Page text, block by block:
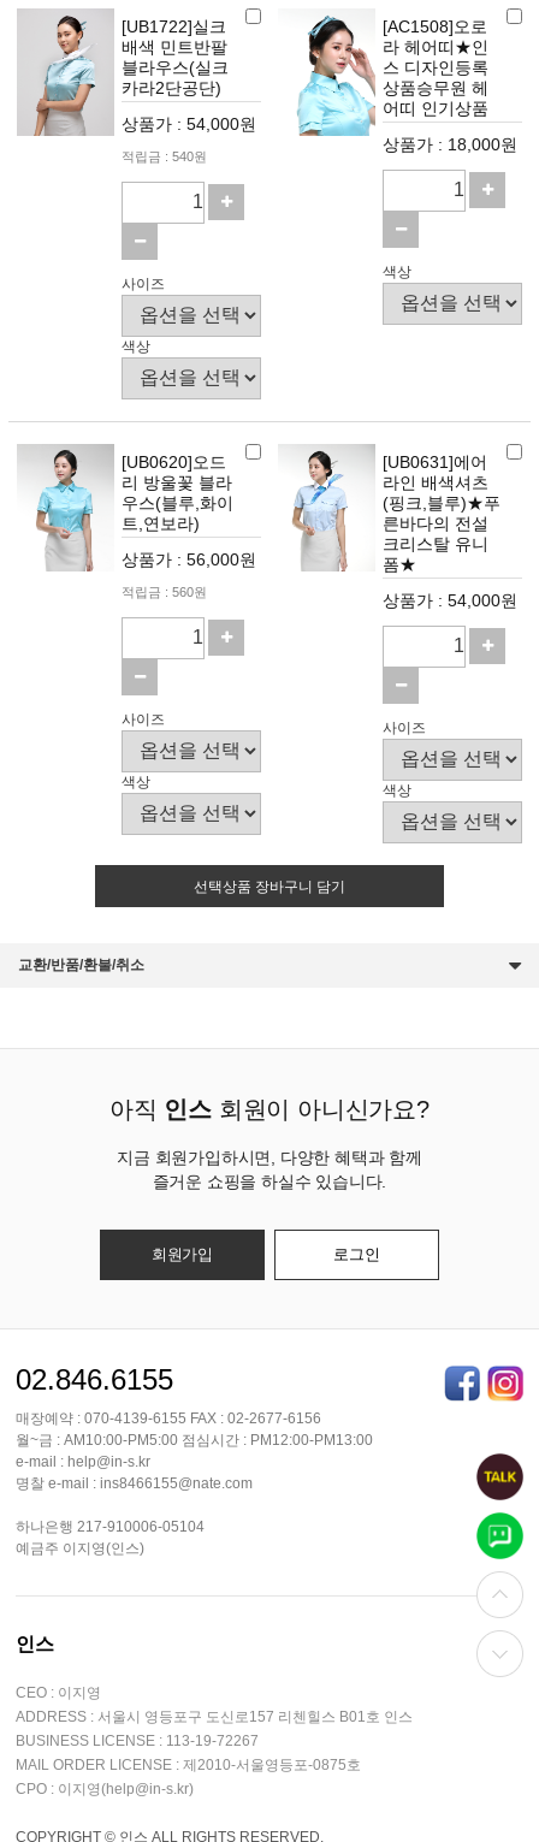
[UB1722]실크
배색 민트반팔
블라우스(실크
카라2단공단)
상품가 : 54,000원
적립금 : 540원
사이즈
색상
[AC1508]오로
라 헤어띠★인
스 디자인등록
상품승무원 헤
어띠 인기상품
상품가 : 18,000원
색상
[UB0620]오드
리 방울꽃 블라
우스(블루,화이
트,연보라)
상품가 : 56,000원
적립금 : 560원
사이즈
색상
[UB0631]에어
라인 배색셔츠
(핑크,블루)★푸
른바다의 전설
크리스탈 유니
폼★
상품가 : 54,000원
사이즈
색상
선택상품 장바구니 담기
교환/반품/환불/취소
아직 인스 회원이 아니신가요?
지금 회원가입하시면, 다양한 혜택과 함께
즐거운 쇼핑을 하실수 있습니다.
회원가입 로그인
02.846.6155
매장예약 : 070-4139-6155 FAX : 02-2677-6156
월~금 : AM10:00-PM5:00 점심시간 : PM12:00-PM13:00
e-mail : help@in-s.kr
명찰 e-mail : ins8466155@nate.com
하나은행 217-910006-05104
예금주 이지영(인스)
인스
CEO : 이지영
ADDRESS : 서울시 영등포구 도신로157 리첸힐스 B01호 인스
BUSINESS LICENSE : 113-19-72267
MAIL ORDER LICENSE : 제2010-서울영등포-0875호
CPO : 이지영(help@in-s.kr)
COPYRIGHT © 인스 ALL RIGHTS RESERVED.